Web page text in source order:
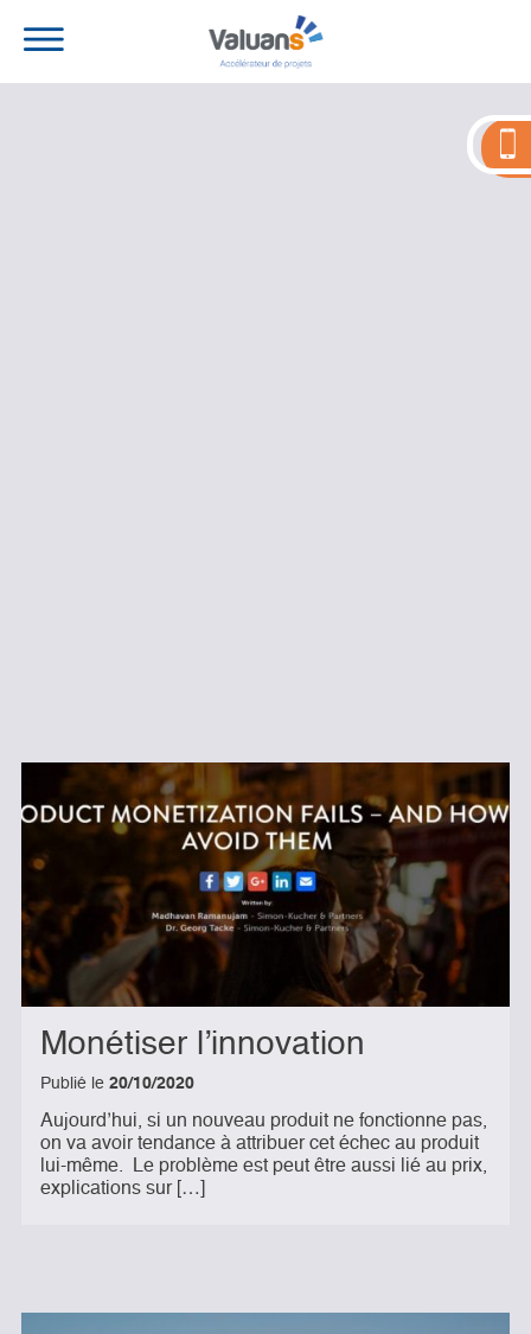
Monétiser l’innovation
Publié le 20/10/2020
Aujourd’hui, si un nouveau produit ne fonctionne pas,
on va avoir tendance à attribuer cet échec au produit
lui-même. Le problème est peut être aussi lié au prix,
explications sur […]